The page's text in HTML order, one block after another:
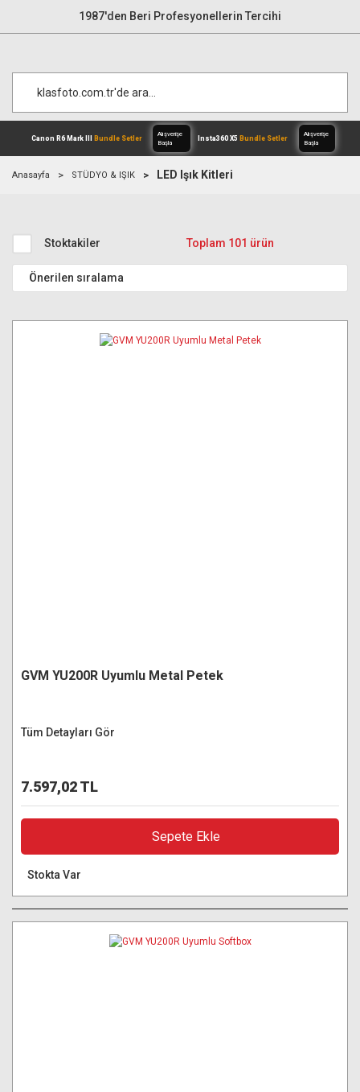
1987'den Beri Profesyonellerin Tercihi
Başla
Anasayfa STÜDYO & IŞIK LED Işık Kitleri
Stoktakiler Toplam 101 ürün
GVM YU200R Uyumlu Metal Petek
Tüm Detayları Gör
7.597,02 TL
Sepete Ekle
Stokta Var